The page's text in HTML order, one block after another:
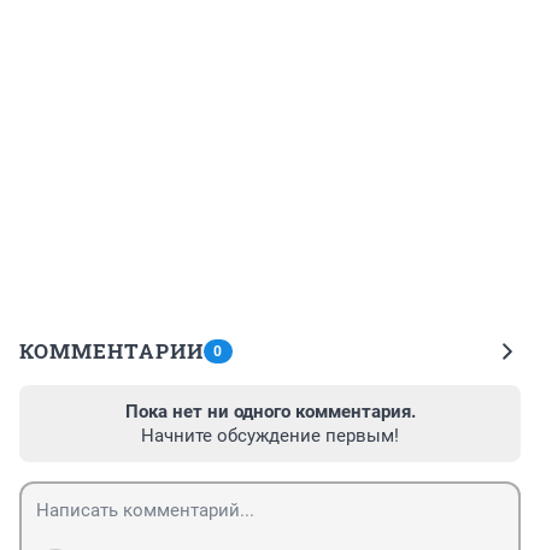
КОММЕНТАРИИ 0
Пока нет ни одного комментария.
Начните обсуждение первым!